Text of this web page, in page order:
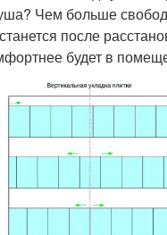
Чем больше
после
будет в